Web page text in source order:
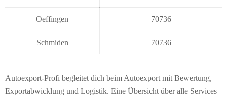
Oeffingen 70736
Schmiden 70736
Autoexport-Profi begleitet dich beim Autoexport mit Bewertung,
Exportabwicklung und Logistik. Eine Übersicht über alle Services